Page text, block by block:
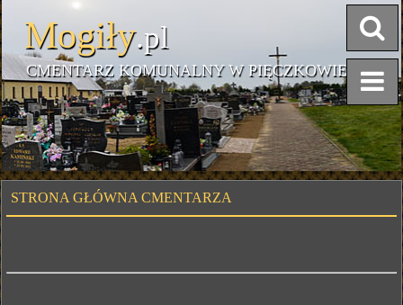
Mogiły.pl
CMENTARZ KOMUNALNY W PIĘCZKOWIE
STRONA GŁÓWNA CMENTARZA